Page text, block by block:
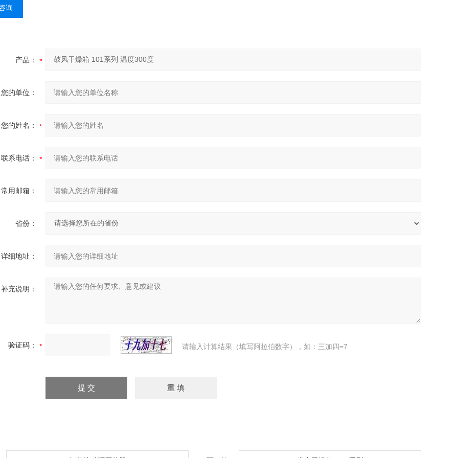
询
产品：
您的单位：
您的姓名：
联系电话：
常用邮箱：
省份：
详细地址：
补充说明：
验证码： 请输入计算结果（填写阿拉伯数字），如：三加四=7